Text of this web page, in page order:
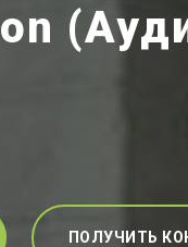
ПОЛУЧИТЬ